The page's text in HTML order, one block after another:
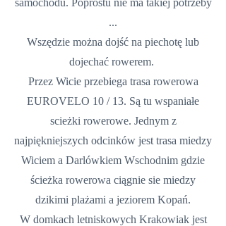
samochodu. Poprostu nie ma takiej potrzeby
...
Wszędzie można dojść na piechotę lub
dojechać rowerem.
Przez Wicie przebiega trasa rowerowa
EUROVELO 10 / 13. Są tu wspaniałe
scieżki rowerowe. Jednym z
najpiękniejszych odcinków jest trasa miedzy
Wiciem a Darlówkiem Wschodnim gdzie
ścieżka rowerowa ciągnie sie miedzy
dzikimi plażami a jeziorem Kopań.
W domkach letniskowych Krakowiak jest